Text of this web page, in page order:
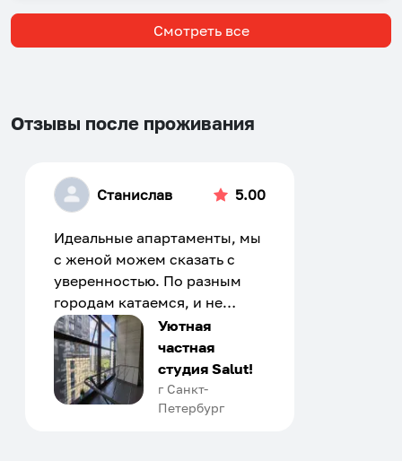
Смотреть все
Отзывы после проживания
Станислав 5.00
Идеальные апартаменты, мы
с женой можем сказать с
уверенностью. По разным
городам катаемся, и не
только в России. Сервис на
отличном уровне. Хозяин
апартаментов доброй души
человек, всегда можно
договориться, подскажет
Уютная
частная
студия Salut!
г Санкт-
Петербург